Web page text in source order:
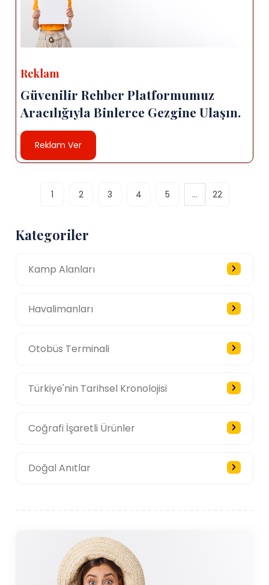
Reklam
Güvenilir Rehber Platformumuz
Aracılığıyla Binlerce Gezgine Ulaşın.
Reklam Ver
1 2 3 4 5 ... 22
Kategoriler
Kamp Alanları
Havalimanları
Otobüs Terminali
Türkiye'nin Tarihsel Kronolojisi
Coğrafi İşaretli Ürünler
Doğal Anıtlar